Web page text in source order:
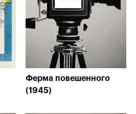
Ферма повешенного
(1945)